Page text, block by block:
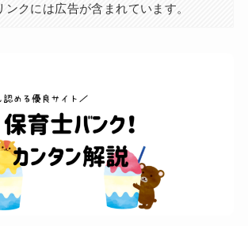
ンクには広告が含まれています。